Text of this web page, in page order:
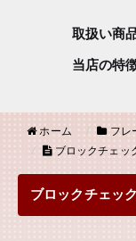
取扱い商
当店の特
ホーム
フレ
ブロックチェッ
ブロックチェッ